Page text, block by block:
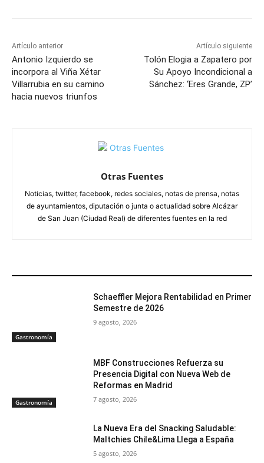
Artículo anterior
Antonio Izquierdo se
incorpora al Viña Xétar
Villarrubia en su camino
hacia nuevos triunfos
Artículo siguiente
Tolón Elogia a Zapatero por
Su Apoyo Incondicional a
Sánchez: ‘Eres Grande, ZP’
Otras Fuentes
Noticias, twitter, facebook, redes sociales, notas de prensa, notas
de ayuntamientos, diputación o junta o actualidad sobre Alcázar
de San Juan (Ciudad Real) de diferentes fuentes en la red
Gastronomía
Schaeffler Mejora Rentabilidad en Primer
Semestre de 2026
9 agosto, 2026
Gastronomía
MBF Construcciones Refuerza su
Presencia Digital con Nueva Web de
Reformas en Madrid
7 agosto, 2026
La Nueva Era del Snacking Saludable:
Maltchies Chile&Lima Llega a España
5 agosto, 2026